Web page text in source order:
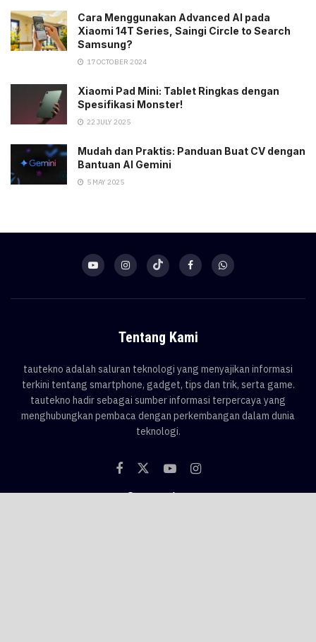
Cara Menggunakan Advanced AI pada
Xiaomi 14T Series, Saingi Circle to Search
Samsung?
17 OCTOBER 2024
Xiaomi Pad Mini: Tablet Ringkas dengan
Spesifikasi Monster!
22 JULY 2025
Mudah dan Praktis: Panduan Buat CV dengan
Bantuan AI Gemini
5 MAY 2025
Tentang Kami
tautekno adalah saluran teknologi yang menyajikan informasi
terkini tentang smartphone, gadget, tips dan trik, serta game.
tautekno hadir sebagai sumber informasi terpercaya yang
menghubungkan pembaca dengan perkembangan dalam dunia
teknologi.
Categories